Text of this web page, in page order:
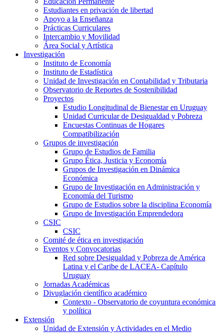
Estudiantes en privación de libertad
Apoyo a la Enseñanza
Prácticas Curriculares
Intercambio y Movilidad
Área Social y Artística
Investigación
Instituto de Economía
Instituto de Estadística
Unidad de Investigación en Contabilidad y Tributaria
Observatorio de Reportes de Sostenibilidad
Proyectos
Estudio Longitudinal de Bienestar en Uruguay
Unidad Curricular de Desigualdad y Pobreza
Encuestas Continuas de Hogares
Compatibilización
Grupos de investigación
Grupo de Estudios de Familia
Grupo Ética, Justicia y Economía
Grupos de Investigación en Dinámica
Económica
Grupo de Investigación en Administración y
Economía del Turismo
Grupo de Estudios sobre la disciplina Economía
Grupo de Investigación Emprendedora
CSIC
CSIC
Comité de ética en investigación
Eventos y Convocatorias
Red sobre Desigualdad y Pobreza de América
Latina y el Caribe de LACEA- Capítulo
Uruguay
Jornadas Académicas
Divuglación científico académico
Contexto - Observatorio de coyuntura económica
y política
Extensión
Unidad de Extensión y Actividades en el Medio